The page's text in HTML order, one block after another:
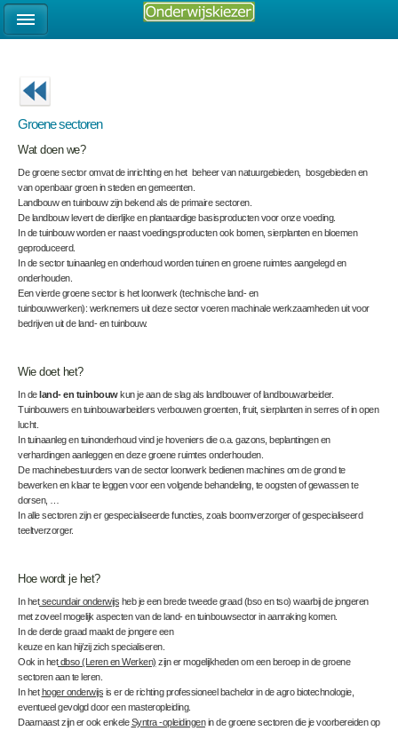
Groene sectoren
Wat doen we?
De groene sector omvat de inrichting en het beheer van natuurgebieden, bosgebieden en
van openbaar groen in steden en gemeenten.
Landbouw en tuinbouw zijn bekend als de primaire sectoren.
De landbouw levert de dierlijke en plantaardige basisproducten voor onze voeding.
In de tuinbouw worden er naast voedingsproducten ook bomen, sierplanten en bloemen
geproduceerd.
In de sector tuinaanleg en onderhoud worden tuinen en groene ruimtes aangelegd en
onderhouden.
Een vierde groene sector is het loonwerk (technische land- en
tuinbouwwerken): werknemers uit deze sector voeren machinale werkzaamheden uit voor
bedrijven uit de land- en tuinbouw.
Wie doet het?
In de land- en tuinbouwkun je aan de slag als landbouwer of landbouwarbeider.
Tuinbouwers en tuinbouwarbeiders verbouwen groenten, fruit, sierplanten in serres of in open
lucht.
In tuinaanleg en tuinonderhoud vind je hoveniers die o.a. gazons, beplantingen en
verhardingen aanleggen en deze groene ruimtes onderhouden.
De machinebestuurders van de sector loonwerk bedienen machines om de grond te
bewerken en klaar te leggen voor een volgende behandeling, te oogsten of gewassen te
dorsen, …
In alle sectoren zijn er gespecialiseerde functies, zoals boomverzorger of gespecialiseerd
teeltverzorger.
Hoe wordt je het?
In hetsecundair onderwijs heb je een brede tweede graad (bso en tso) waarbij de jongeren
met zoveel mogelijk aspecten van de land- en tuinbouwsector in aanraking komen.
In de derde graad maakt de jongere een
keuze en kan hij/zij zich specialiseren.
Ook in hetdbso (Leren en Werken) zijn er mogelijkheden om een beroep in de groene
sectoren aan te leren.
In het hoger onderwijs is er de richting professioneel bachelor in de agro biotechnologie,
eventueel gevolgd door een masteropleiding.
Daarnaast zijn er ook enkeleSyntra -opleidingenin de groene sectoren die je voorbereiden op